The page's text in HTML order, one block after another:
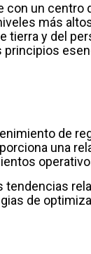
con un
más
tierra y del
de
una
de